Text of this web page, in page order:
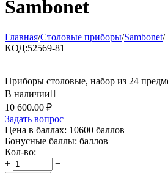
Sambonet
Главная/Столовые приборы/Sambonet/
КОД:52569-81
Приборы столовые, набор из 24
В наличии
10 600.00 ₽
Задать вопрос
Цена в баллах: 10600 баллов
Бонусные баллы: баллов
Кол-во:
+
−